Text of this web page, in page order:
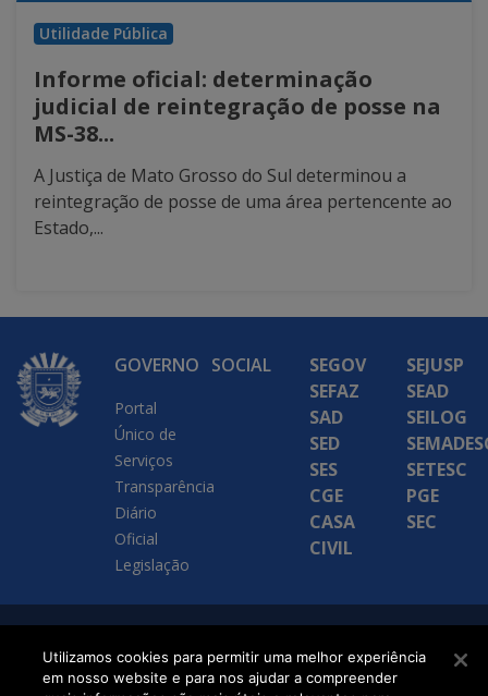
Utilidade Pública
Informe oficial: determinação
judicial de reintegração de posse na
MS-38...
A Justiça de Mato Grosso do Sul determinou a
reintegração de posse de uma área pertencente ao
Estado,...
GOVERNO
Portal
Único de
Serviços
Transparência
Diário
Oficial
Legislação
SOCIAL
SEGOV
SEFAZ
SAD
SED
SES
CGE
CASA
CIVIL
SEJUSP
SEAD
SEILOG
SETESC
PGE
SEC
SETDIG | Secretaria-
Executiva de
Utilizamos cookies para permitir uma melhor experiência
em nosso website e para nos ajudar a compreender